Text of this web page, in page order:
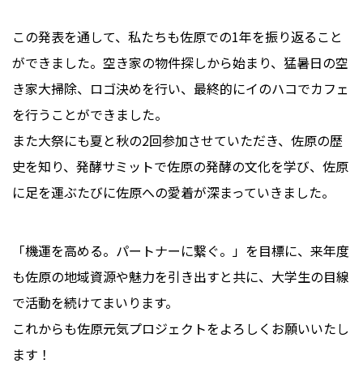
この発表を通して、私たちも佐原での1年を振り返ること
ができました。空き家の物件探しから始まり、猛暑日の空
き家大掃除、ロゴ決めを行い、最終的にイのハコでカフェ
を行うことができました。
また大祭にも夏と秋の2回参加させていただき、佐原の歴
史を知り、発酵サミットで佐原の発酵の文化を学び、佐原
に足を運ぶたびに佐原への愛着が深まっていきました。
「機運を高める。パートナーに繋ぐ。」を目標に、来年度
も佐原の地域資源や魅力を引き出すと共に、大学生の目線
で活動を続けてまいります。
これからも佐原元気プロジェクトをよろしくお願いいたし
ます！